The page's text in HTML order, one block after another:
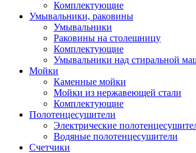
Комплектующие
Умывальники, раковины
Умывальники
Раковины на столешницу
Комплектующие
Умывальники над стиральной
Мойки
Каменные мойки
Мойки из нержавеющей стали
Комплектующие
Полотенцесушители
Электрические
Водяные полотенцесушители
Счетчики